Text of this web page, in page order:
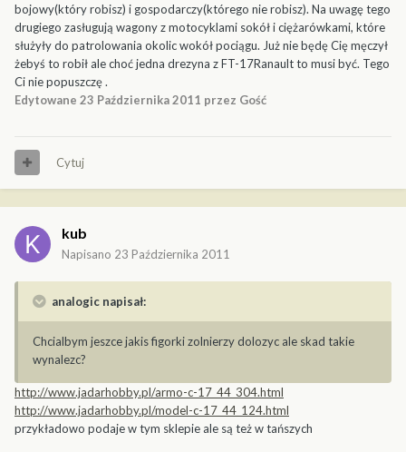
bojowy(który robisz) i gospodarczy(którego nie robisz). Na uwagę tego
drugiego zasługują wagony z motocyklami sokół i ciężarówkami, które
służyły do patrolowania okolic wokół pociągu. Już nie będę Cię męczył
żebyś to robił ale choć jedna drezyna z FT-17Ranault to musi być. Tego
Ci nie popuszczę .
Edytowane 23 Października 2011 przez Gość
Cytuj
kub
Napisano 23 Października 2011
analogic napisał:
Chcialbym jeszce jakis figorki zolnierzy dolozyc ale skad takie
wynalezc?
http://www.jadarhobby.pl/armo-c-17_44_304.html
http://www.jadarhobby.pl/model-c-17_44_124.html
przykładowo podaje w tym sklepie ale są też w tańszych